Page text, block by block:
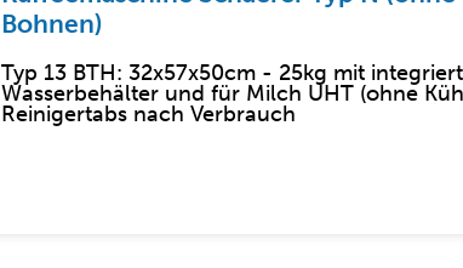
Bohnen)
Typ 13 BTH: 32x57x50cm - 25kg mit
Wasserbehälter und für Milch UHT (ohne
Reinigertabs nach Verbrauch